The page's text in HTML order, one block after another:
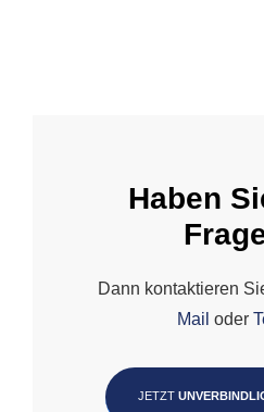
Haben
Dann kontaktieren
Mail oder
JETZT